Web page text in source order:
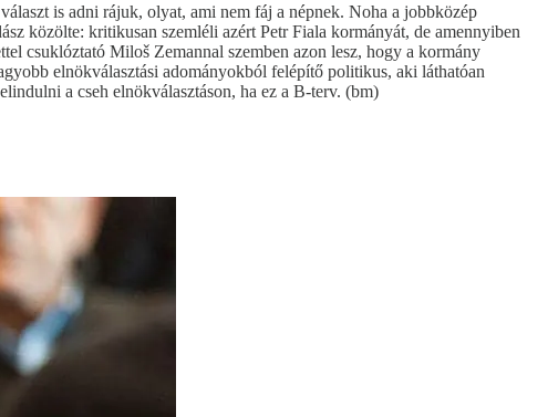
is adni rájuk, olyat, ami nem fáj a népnek. Noha a jobbközép
közölte: kritikusan szemléli azért Petr Fiala kormányát, de amennyiben
csuklóztató Miloš Zemannal szemben azon lesz, hogy a kormány
elnökválasztási adományokból felépítő politikus, aki láthatóan
a cseh elnökválasztáson, ha ez a B-terv. (bm)